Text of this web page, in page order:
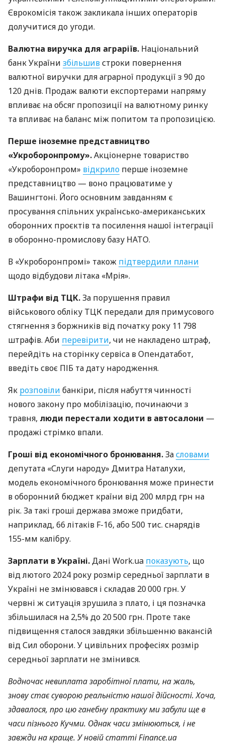
Єврокомісія також закликала інших операторів
долучитися до угоди.
Валютна виручка для аграріїв. Національний
банк України збільшивстроки повернення
валютної виручки для аграрної продукції з 90 до
120 днів. Продаж валюти експортерами напряму
впливає на обсяг пропозиції на валютному ринку
та впливає на баланс між попитом та пропозицією.
Перше іноземне представництво
«Укроборонпрому».Акціонерне товариство
«Укроборонпром» відкрило перше іноземне
представництво — воно працюватиме у
Вашингтоні. Його основним завданням є
просування спільних українсько-американських
оборонних проєктів та посилення нашої інтеграції
в оборонно-промислову базу НАТО.
В «Укроборонпромі» також підтвердили плани
щодо відбудови літака «Мрія».
Штрафи від ТЦК.За порушення правил
військового обліку ТЦК передали для примусового
стягнення з боржників від початку року 11 798
штрафів. Аби перевірити, чи не накладено штраф,
перейдіть на сторінку сервіса в Опендатабот,
введіть своє ПІБ та дату народження.
Як розповіли банкіри, після набуття чинності
нового закону про мобілізацію, починаючи з
травня, люди перестали ходити в автосалони —
продажі стрімко впали.
Гроші від економічного бронювання.Засловами
депутата «Слуги народу» Дмитра Наталухи,
модель економічного бронювання може принести
в оборонний бюджет країни від 200 млрд грн на
рік. За такі гроші держава зможе придбати,
наприклад, 66 літаків F-16, або 500 тис. снарядів
155-мм калібру.
Зарплати в Україні.Дані Work.ua показують, що
від лютого 2024 року розмір середньої зарплати в
Україні не змінювався і складав 20 000 грн. У
червні ж ситуація зрушила з плато, і ця позначка
збільшилася на 2,5% до 20 500 грн. Проте таке
підвищення сталося завдяки збільшенню вакансій
від Сил оборони. У цивільних професіях розмір
середньої зарплати не змінився.
Водночас невиплата заробітної плати, на жаль,
знову стає суворою реальністю нашої дійсності. Хоча,
здавалося, про цю ганебну практику ми забули ще в
часи пізнього Кучми. Однак часи змінюються, і не
завжди на краще. У новій статті Finance.ua